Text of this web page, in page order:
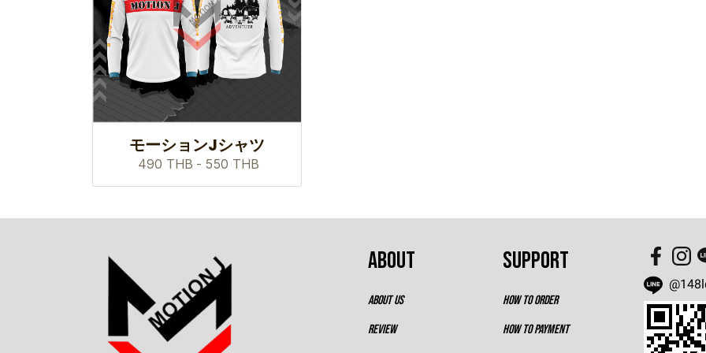
モーションJシャツ
490 THB - 550 THB
ABOUT
ABOUT US
REVIEW
SUPPORT
HOW TO ORDER
HOW TO PAYMENT